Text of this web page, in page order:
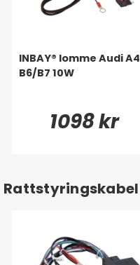
INBAY® lomme Audi A4
B6/B7 10W
1098 kr
Rattstyringskabel